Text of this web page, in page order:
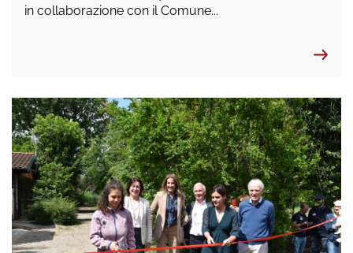
in collaborazione con il Comune...